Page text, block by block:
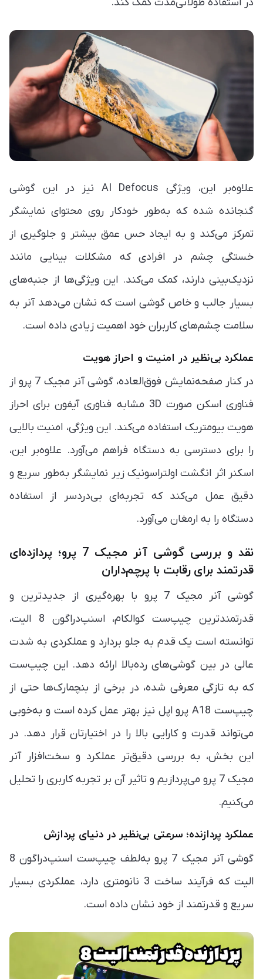
علاوه‌بر این، ویژگی AI Defocus نیز در این گوشی
گنجانده شده که به‌طور خودکار روی محتوای نمایشگر
تمرکز می‌کند و به ایجاد حس عمق بیشتر و جلوگیری از
خستگی چشم در افرادی که مشکلات بینایی مانند
نزدیک‌بینی دارند، کمک می‌کند. این ویژگی‌ها از جنبه‌های
بسیار جالب و خاص گوشی است که نشان می‌دهد آنر به
سلامت چشم‌های کاربران خود اهمیت زیادی داده است.
عملکرد بی‌نظیر در امنیت و احراز هویت
در کنار صفحه‌نمایش فوق‌العاده، گوشی آنر مجیک 7 پرو از
فناوری اسکن صورت 3D مشابه فناوری آیفون برای احراز
هویت بیومتریک استفاده می‌کند. این ویژگی، امنیت بالایی
را برای دسترسی به دستگاه فراهم می‌آورد. علاوه‌بر این،
اسکنر اثر انگشت اولتراسونیک زیر نمایشگر به‌طور سریع و
دقیق عمل می‌کند که تجربه‌ای بی‌دردسر از استفاده
دستگاه را به ارمغان می‌آورد.
نقد و بررسی گوشی آنر مجیک 7 پرو؛ پردازده‌ای
قدرتمند برای رقابت با پرچم‌داران
گوشی آنر مجیک 7 پرو با بهره‌گیری از جدیدترین و
قدرتمندترین چیپ‌ست کوالکام، اسنپ‌دراگون 8 الیت،
توانسته است یک قدم به جلو بردارد و عملکردی به شدت
عالی در بین گوشی‌های رده‌بالا ارائه دهد. این چیپ‌ست
که به تازگی معرفی شده، در برخی از بنچمارک‌ها حتی از
چیپ‌ست A18 پرو اپل نیز بهتر عمل کرده است و به‌خوبی
می‌تواند قدرت و کارایی بالا را در اختیارتان قرار دهد. در
این بخش، به بررسی دقیق‌تر عملکرد و سخت‌افزار آنر
مجیک 7 پرو می‌پردازیم و تاثیر آن بر تجربه کاربری را تحلیل
می‌کنیم.
عملکرد پردازنده؛ سرعتی بی‌نظیر در دنیای پردازش
گوشی آنر مجیک 7 پرو به‌لطف چیپ‌ست اسنپ‌دراگون 8
الیت که فرآیند ساخت 3 نانومتری دارد، عملکردی بسیار
سریع و قدرتمند از خود نشان داده است.